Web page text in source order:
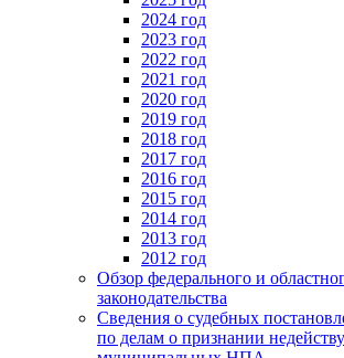
2024 год
2023 год
2022 год
2021 год
2020 год
2019 год
2018 год
2017 год
2016 год
2015 год
2014 год
2013 год
2012 год
Обзор федерального и
законодательства
Сведения о судебных
по делам о признании